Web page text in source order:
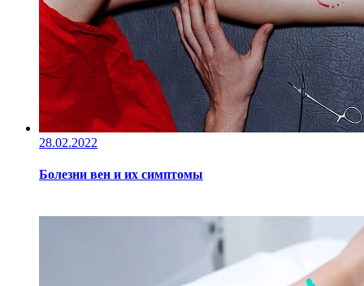
28.02.2022
Болезни вен и их симптомы